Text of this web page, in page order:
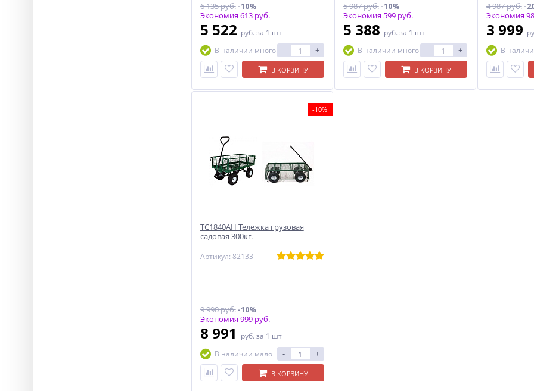
6 135 руб.-10%
Экономия 613 руб.
5 522 руб. за 1 шт
В наличии много
- +
В КОРЗИНУ
5 987 руб.-10%
Экономия 599 руб.
5 388 руб. за 1 шт
В наличии много
- +
В КОРЗИНУ
4 987 руб.-
Экономия
3 999
В
-10%
ТС1840АН Тележка грузовая
садовая 300кг.
Артикул: 82133
9 990 руб.-10%
Экономия 999 руб.
8 991 руб. за 1 шт
В наличии мало
- +
В КОРЗИНУ